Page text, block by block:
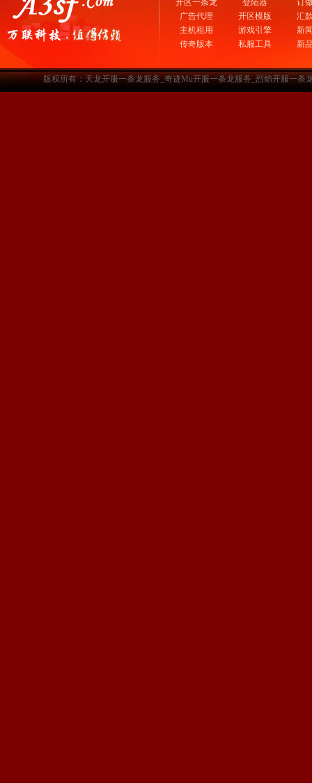
开区一条龙
广告代理
主机租用
传奇版本
登陆器
开区模版
游戏引擎
私服工具
订
汇
新
新
版权所有：天龙开服一条龙服务_奇迹Mu开服一条龙服务_烈焰开服一条